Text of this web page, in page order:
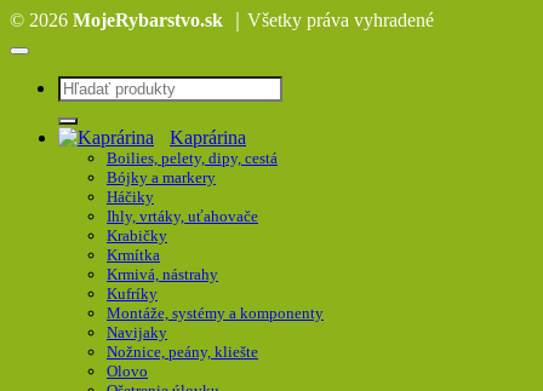
© 2026 MojeRybarstvo.sk ｜Všetky práva vyhradené
Hľadať:
Kaprárina
Boilies, pelety, dipy, cestá
Bójky a markery
Háčiky
Ihly, vrtáky, uťahovače
Krabičky
Krmítka
Krmivá, nástrahy
Kufríky
Montáže, systémy a komponenty
Navijaky
Nožnice, peány, kliešte
Olovo